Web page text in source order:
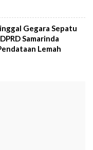
Gegara Sepatu
Samarinda
Lemah